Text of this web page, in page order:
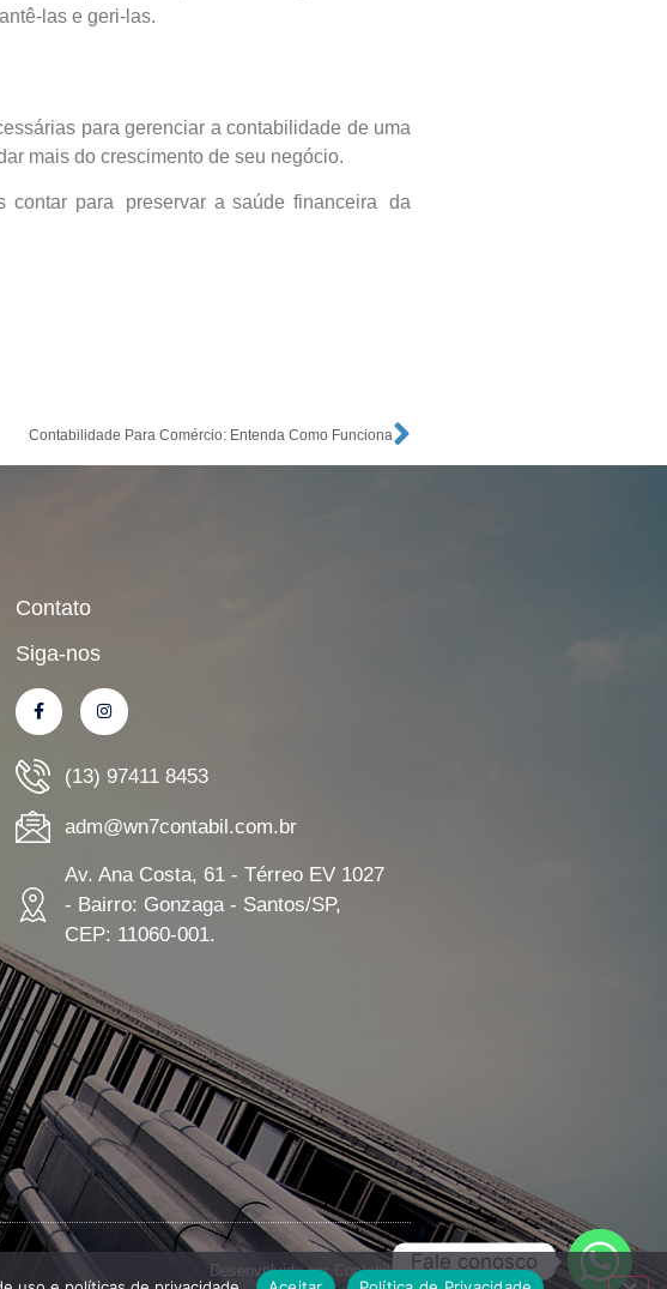
las e geri-las.
para gerenciar a contabilidade de uma
mais do crescimento de seu negócio.
contar para preservar a saúde financeira da
Contabilidade Para Comércio: Entenda Como Funciona
Contato
Siga-nos
(13) 97411 8453
adm@wn7contabil.com.br
Av. Ana Costa, 61 - Térreo EV 1027
- Bairro: Gonzaga - Santos/SP,
CEP: 11060-001.
Desenvolvido por Contabilit Fale conosco